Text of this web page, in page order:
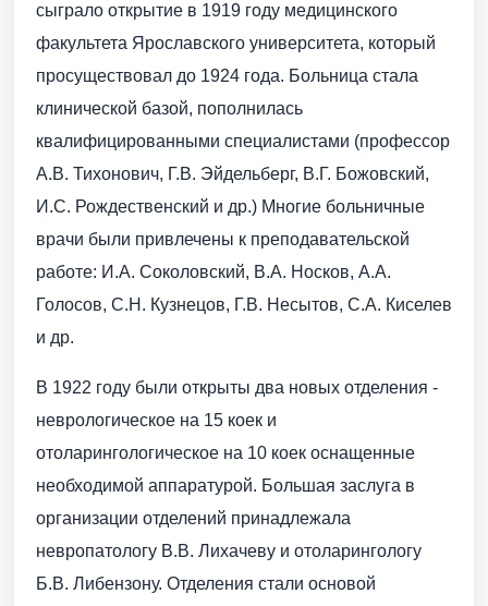
сыграло открытие в 1919 году медицинского
факультета Ярославского университета, который
просуществовал до 1924 года. Больница стала
клинической базой, пополнилась
квалифицированными специалистами (профессор
А.В. Тихонович, Г.В. Эйдельберг, В.Г. Божовский,
И.С. Рождественский и др.) Многие больничные
врачи были привлечены к преподавательской
работе: И.А. Соколовский, В.А. Носков, А.А.
Голосов, С.Н. Кузнецов, Г.В. Несытов, С.А. Киселев
и др.
В 1922 году были открыты два новых отделения -
неврологическое на 15 коек и
отоларингологическое на 10 коек оснащенные
необходимой аппаратурой. Большая заслуга в
организации отделений принадлежала
невропатологу В.В. Лихачеву и отоларингологу
Б.В. Либензону. Отделения стали основой